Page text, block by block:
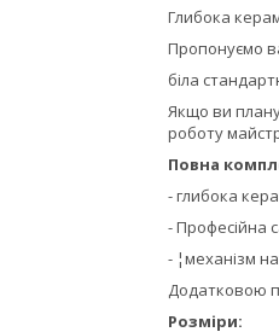
Глибока
Пропонуємо
біла
Якщо ви
роботу
Повна
- глибока
- Професійна
- ¦механізм
Додатковою
Розміри: